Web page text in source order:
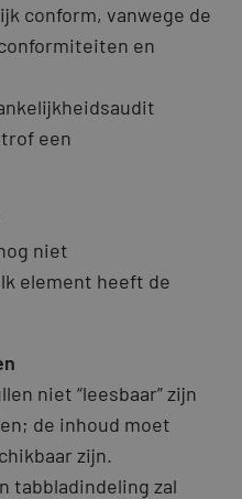
conform, vanwege de
en
een
niet
element heeft de
niet “leesbaar” zijn
de inhoud moet
zijn.
tabbladindeling zal